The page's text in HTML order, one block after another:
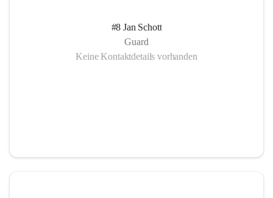
#8 Jan Schott
Guard
Keine Kontaktdetails vorhanden